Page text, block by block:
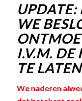
UPDATE:
WE
I.V.M. DE
TE
We naderen